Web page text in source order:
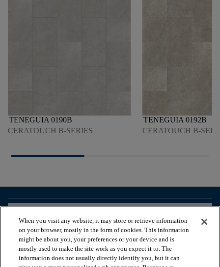
TENEGUIA 0190B
CERATOUCH B-SERIES
TENEGUIA 0192B
CERATOUCH B-
PRZEGLĄDAJ ZASOBY
When you visit any website, it may store or retrieve information
on your browser, mostly in the form of cookies. This information
might be about you, your preferences or your device and is
mostly used to make the site work as you expect it to. The
information does not usually directly identify you, but it can